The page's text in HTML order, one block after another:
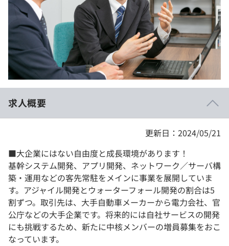
就活成功ガイド
プラン
個人向けプラン
法人向けプラン
学校向けプラン
契約内容・クーポン
求人概要
更新日：2024/05/21
■大企業にはない自由度と成長環境があります！
基幹システム開発、アプリ開発、ネットワーク／サーバ構
築・運用などの客先常駐をメインに事業を展開していま
す。アジャイル開発とウォーターフォール開発の割合は5
割ずつ。取引先は、大手自動車メーカーから電力会社、官
公庁などの大手企業です。将来的には自社サービスの開発
にも挑戦するため、新たに中核メンバーの増員募集をおこ
なっています。